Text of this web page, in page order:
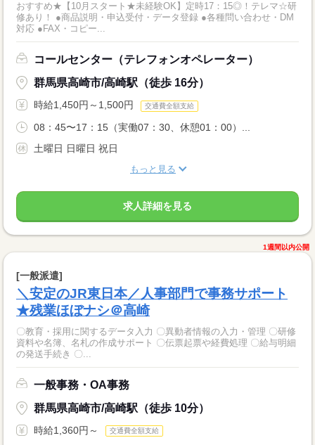
おすすめ★【10月スタート★未経験OK】定時17：15◎！テレマ☆研
修あり！ ●商品説明・申込受付・データ登録 ●各種問い合わせ・DM
対応 ●FAX・コピー...
コールセンター（テレフォンオペレーター）
群馬県高崎市/高崎駅（徒歩 16分）
時給1,450円～1,500円 交通費全額支給
08：45〜17：15（実働07：30、休憩01：00）...
土曜日 日曜日 祝日
もっと見る
求人詳細を見る
1週間以内公開
[一般派遣]
＼安定のJR東日本／人事部門で事務サポート
★残業ほぼナシ＠高崎
〇教育・採用に関するデータ入力 〇異動者情報の入力・管理 〇研修
資料や名簿、名札の作成サポート 〇伝票起票や経費処理 〇給与明細
の発送手続き 〇...
一般事務・OA事務
群馬県高崎市/高崎駅（徒歩 10分）
時給1,360円～ 交通費全額支給